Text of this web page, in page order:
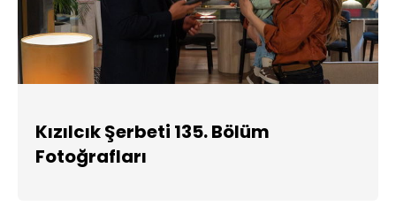
Kızılcık Şerbeti 135. Bölüm
Fotoğrafları